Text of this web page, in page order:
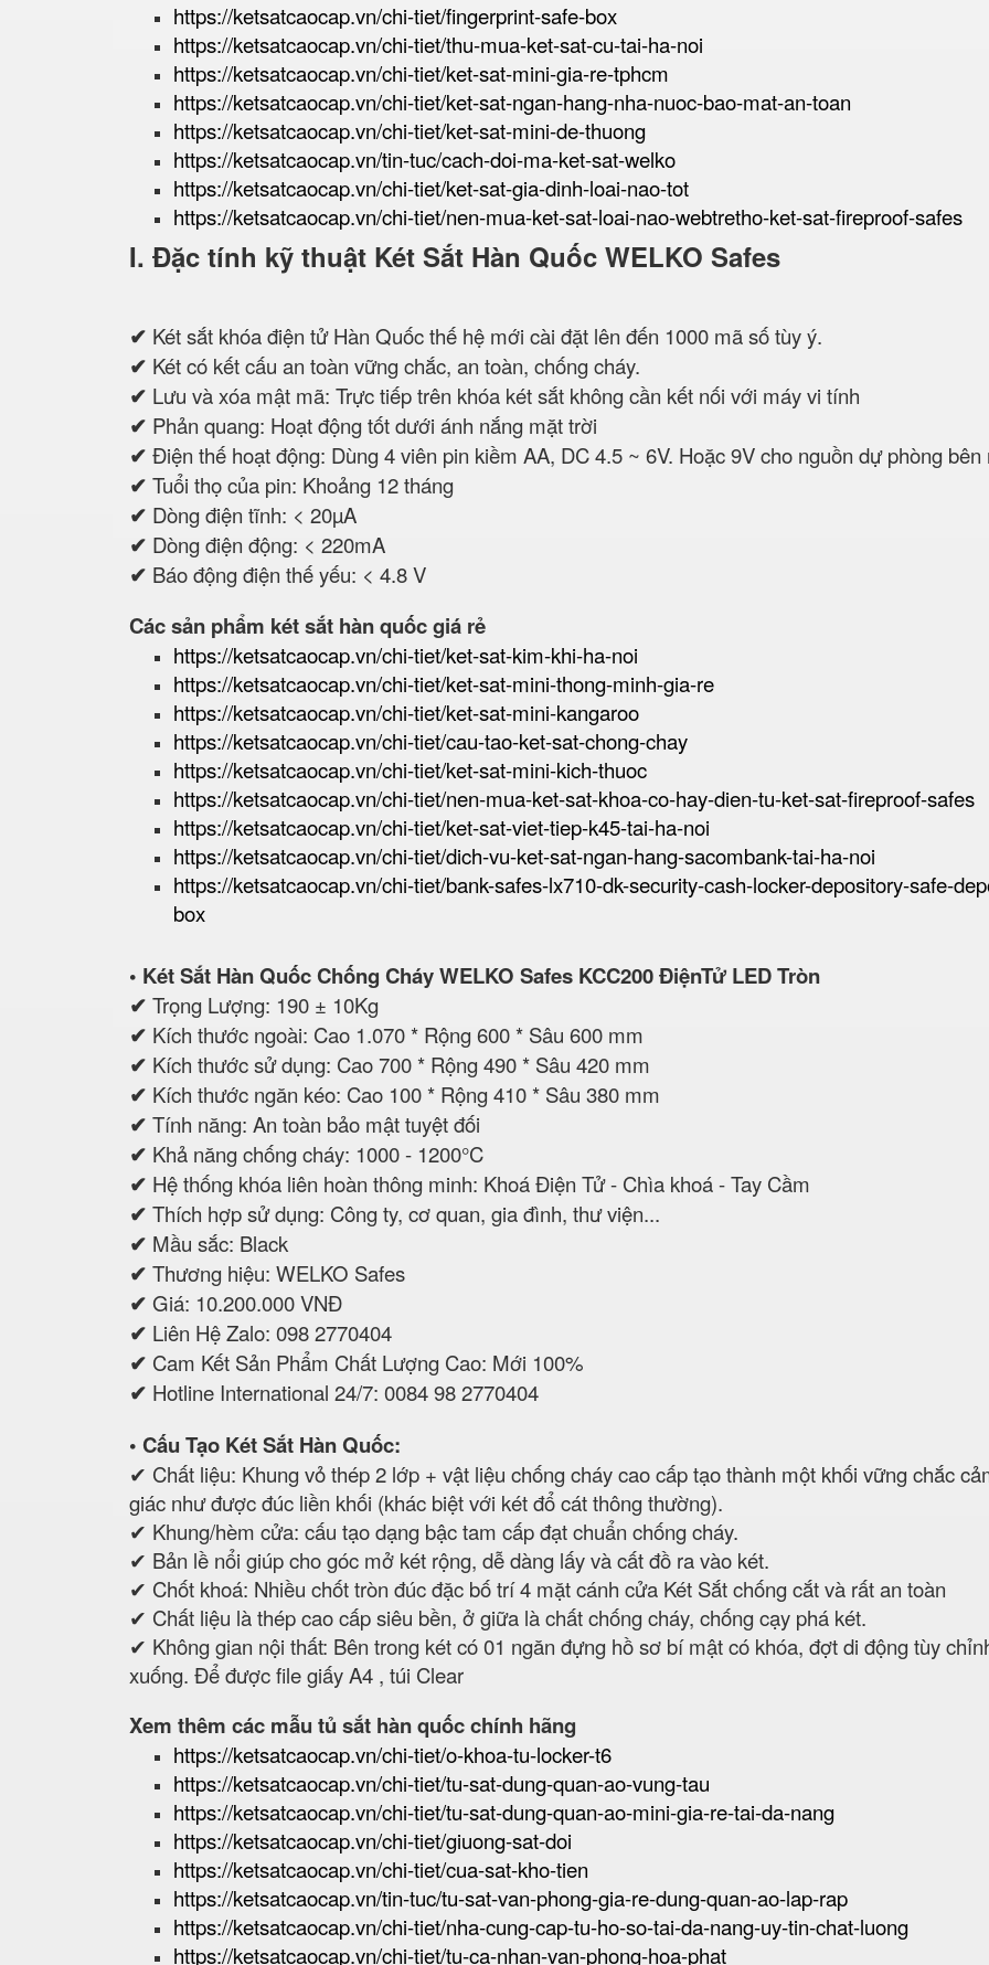
https://ketsatcaocap.vn/chi-tiet/fingerprint-safe-box
https://ketsatcaocap.vn/chi-tiet/thu-mua-ket-sat-cu-tai-ha-noi
https://ketsatcaocap.vn/chi-tiet/ket-sat-mini-gia-re-tphcm
https://ketsatcaocap.vn/chi-tiet/ket-sat-ngan-hang-nha-nuoc-bao-mat-an-toan
https://ketsatcaocap.vn/chi-tiet/ket-sat-mini-de-thuong
https://ketsatcaocap.vn/tin-tuc/cach-doi-ma-ket-sat-welko
https://ketsatcaocap.vn/chi-tiet/ket-sat-gia-dinh-loai-nao-tot
https://ketsatcaocap.vn/chi-tiet/nen-mua-ket-sat-loai-nao-webtretho-ket-sat-fireproof-safes
I. Đặc tính kỹ thuật Két Sắt Hàn Quốc WELKO Safes
✔ Két sắt khóa điện tử Hàn Quốc thế hệ mới cài đặt lên đến 1000 mã số tùy ý.
✔ Két có kết cấu an toàn vững chắc, an toàn, chống cháy.
✔ Lưu và xóa mật mã: Trực tiếp trên khóa két sắt không cần kết nối với máy vi tính
✔ Phản quang: Hoạt động tốt dưới ánh nắng mặt trời
✔ Điện thế hoạt động: Dùng 4 viên pin kiềm AA, DC 4.5 ~ 6V. Hoặc 9V cho nguồn dự phòng bên
✔ Tuổi thọ của pin: Khoảng 12 tháng
✔ Dòng điện tĩnh: < 20µA
✔ Dòng điện động: < 220mA
✔ Báo động điện thế yếu: < 4.8 V
Các sản phẩm két sắt hàn quốc giá rẻ
https://ketsatcaocap.vn/chi-tiet/ket-sat-kim-khi-ha-noi
https://ketsatcaocap.vn/chi-tiet/ket-sat-mini-thong-minh-gia-re
https://ketsatcaocap.vn/chi-tiet/ket-sat-mini-kangaroo
https://ketsatcaocap.vn/chi-tiet/cau-tao-ket-sat-chong-chay
https://ketsatcaocap.vn/chi-tiet/ket-sat-mini-kich-thuoc
https://ketsatcaocap.vn/chi-tiet/nen-mua-ket-sat-khoa-co-hay-dien-tu-ket-sat-fireproof-safes
https://ketsatcaocap.vn/chi-tiet/ket-sat-viet-tiep-k45-tai-ha-noi
https://ketsatcaocap.vn/chi-tiet/dich-vu-ket-sat-ngan-hang-sacombank-tai-ha-noi
https://ketsatcaocap.vn/chi-tiet/bank-safes-lx710-dk-security-cash-locker-depository-safe-
box
• Két Sắt Hàn Quốc Chống Cháy WELKO Safes KCC200 ĐiệnTử LED Tròn
✔ Trọng Lượng: 190 ± 10Kg
✔ Kích thước ngoài: Cao 1.070 * Rộng 600 * Sâu 600 mm
✔ Kích thước sử dụng: Cao 700 * Rộng 490 * Sâu 420 mm
✔ Kích thước ngăn kéo: Cao 100 * Rộng 410 * Sâu 380 mm
✔ Tính năng: An toàn bảo mật tuyệt đối
✔ Khả năng chống cháy: 1000 - 1200°C
✔ Hệ thống khóa liên hoàn thông minh: Khoá Điện Tử - Chìa khoá - Tay Cầm
✔ Thích hợp sử dụng: Công ty, cơ quan, gia đình, thư viện...
✔ Mầu sắc: Black
✔ Thương hiệu: WELKO Safes
✔ Giá: 10.200.000 VNĐ
✔ Liên Hệ Zalo: 098 2770404
✔ Cam Kết Sản Phẩm Chất Lượng Cao: Mới 100%
✔ Hotline International 24/7: 0084 98 2770404
• Cấu Tạo Két Sắt Hàn Quốc:
✔ Chất liệu: Khung vỏ thép 2 lớp + vật liệu chống cháy cao cấp tạo thành một khối vững chắc
giác như được đúc liền khối (khác biệt với két đổ cát thông thường).
✔ Khung/hèm cửa: cấu tạo dạng bậc tam cấp đạt chuẩn chống cháy.
✔ Bản lề nổi giúp cho góc mở két rộng, dễ dàng lấy và cất đồ ra vào két.
✔ Chốt khoá: Nhiều chốt tròn đúc đặc bố trí 4 mặt cánh cửa Két Sắt chống cắt và rất an toàn
✔ Chất liệu là thép cao cấp siêu bền, ở giữa là chất chống cháy, chống cạy phá két.
✔ Không gian nội thất: Bên trong két có 01 ngăn đựng hồ sơ bí mật có khóa, đợt di động tùy
xuống. Để được file giấy A4 , túi Clear
Xem thêm các mẫu tủ sắt hàn quốc chính hãng
https://ketsatcaocap.vn/chi-tiet/o-khoa-tu-locker-t6
https://ketsatcaocap.vn/chi-tiet/tu-sat-dung-quan-ao-vung-tau
https://ketsatcaocap.vn/chi-tiet/tu-sat-dung-quan-ao-mini-gia-re-tai-da-nang
https://ketsatcaocap.vn/chi-tiet/giuong-sat-doi
https://ketsatcaocap.vn/chi-tiet/cua-sat-kho-tien
https://ketsatcaocap.vn/tin-tuc/tu-sat-van-phong-gia-re-dung-quan-ao-lap-rap
https://ketsatcaocap.vn/chi-tiet/nha-cung-cap-tu-ho-so-tai-da-nang-uy-tin-chat-luong
https://ketsatcaocap.vn/chi-tiet/tu-ca-nhan-van-phong-hoa-phat